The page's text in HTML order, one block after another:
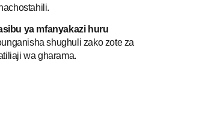
ya mfanyakazi huru
shughuli zako zote za
wa gharama.